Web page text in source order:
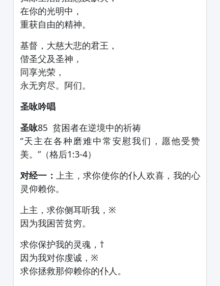
在你的光明中，
重获自由的精神。
基督，大慈大悲的君王，
偕圣父及圣神，
同享光荣，
永无穷尽。阿们。
圣咏吟唱
圣咏85 贫困者在逆境中的祈祷
“天主在各种磨难中常安慰我们，愿他受赞
美。”（格后1:3-4）
对经一： 上主，求你使你的仆人欢喜，我的心
灵仰赖你。
上主，求你侧耳听我，※
因为我困苦贫穷。
求你保护我的灵魂，†
因为我对你虔诚，※
求你拯救那仰赖你的仆人。